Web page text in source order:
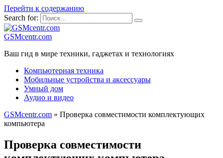
Перейти к содержанию
Search for:
GSMcentr.com
Ваш гид в мире техники, гаджетах и технологиях
Компьютерная техника
Мобильные устройства и аксессуары
Умный дом
Аудио и видео
GSMcentr.com » Проверка совместимости комплектующих
компьютера
Проверка совместимости